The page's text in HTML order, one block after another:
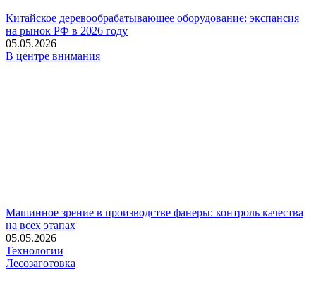
Китайское деревообрабатывающее оборудование: экспансия
на рынок РФ в 2026 году
05.05.2026
В центре внимания
Машинное зрение в производстве фанеры: контроль качества
на всех этапах
05.05.2026
Технологии
Лесозаготовка